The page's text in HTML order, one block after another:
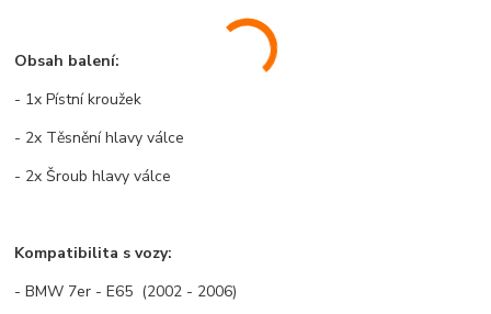
Obsah balení:
- 1x Pístní kroužek
- 2x Těsnění hlavy válce
- 2x Šroub hlavy válce
Kompatibilita s vozy:
- BMW 7er - E65 (2002 - 2006)